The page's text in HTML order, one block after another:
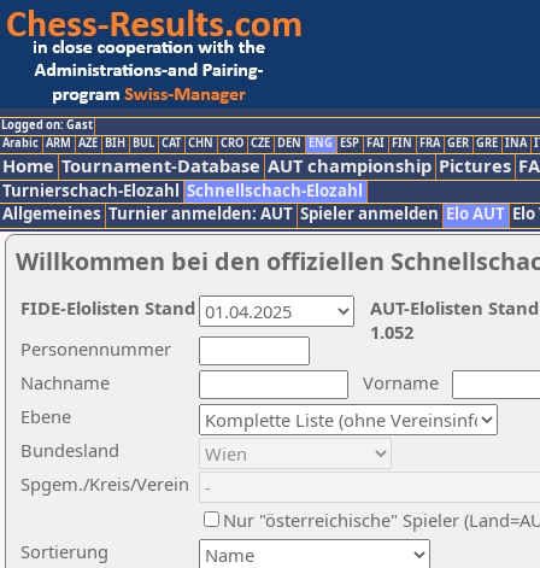
Logged on: Gast
Arabic ARM AZE BIH BUL CAT CHN CRO CZE DEN ENG ESP FAI FIN FRA GER GRE INA
Home Tournament-Database AUT championship Pictures
Turnierschach-Elozahl Schnellschach-Elozahl
Allgemeines Turnier anmelden: AUT Spieler anmelden Elo AUT
Willkommen bei den offiziellen
Nachname
Vorname
Ebene
Sortierung
Personennummer
Bundesland
Spgem./Kreis/Verein
Nur "österreichische" Spieler
AUT-Elolisten
1.052
FIDE-Elolisten Stand